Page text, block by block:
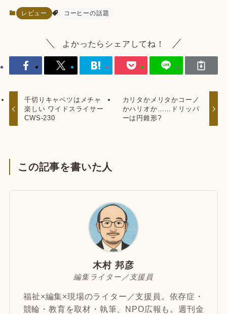
レビュー コーヒーの話題
よかったらシェアしてね！
千切りキャベツはメチャ
楽しい ワイドスライサー
CWS-230
カリタかメリタかコーノ
かハリオか……ドリッパ
ーは円錐形?
この記事を書いた人
木村 邦彦
編集ライター／支援員
福祉×編集×現場のライター／支援員。依存症・
競輪・教育を取材・執筆、NPO広報も。週刊金